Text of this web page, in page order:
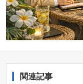
関連記事